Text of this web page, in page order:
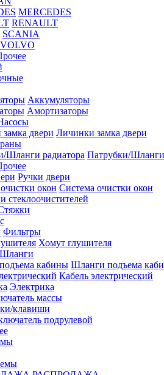
MERCEDES
RENAULT
SCANIA
VOLVO
Аккумуляторы
Амортизаторы
Личинки замка двери
Патрубки/Шланги
Ручки двери
Система очистки окон
стеклоочистителей
Фильтры
Хомут глушителя
Шланги
Шланги подъема
Кабель электрический
Электрика
массы
клавиши
подрулевой